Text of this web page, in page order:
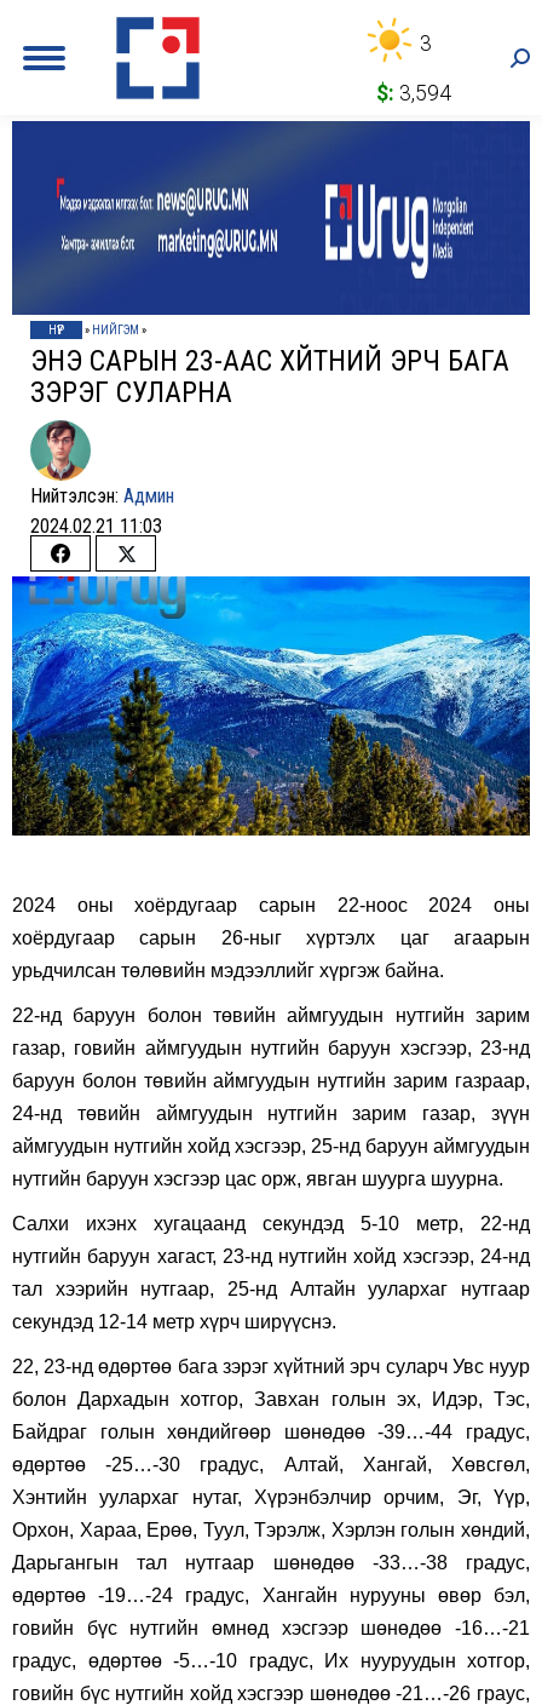
3
$: 3,594
НҮҮР » НИЙГЭМ »
ЭНЭ САРЫН 23-ААС ХҮЙТНИЙ ЭРЧ БАГА
ЗЭРЭГ СУЛАРНА
Нийтэлсэн: Админ
2024.02.21 11:03
Share
on
Facebook
Share
on
Twitter
2024 оны хоёрдугаар сарын 22-ноос 2024 оны
хоёрдугаар сарын 26-ныг хүртэлх цаг агаарын
урьдчилсан төлөвийн мэдээллийг хүргэж байна.
22-нд баруун болон төвийн аймгуудын нутгийн зарим
газар, говийн аймгуудын нутгийн баруун хэсгээр, 23-нд
баруун болон төвийн аймгуудын нутгийн зарим газраар,
24-нд төвийн аймгуудын нутгийн зарим газар, зүүн
аймгуудын нутгийн хойд хэсгээр, 25-нд баруун аймгуудын
нутгийн баруун хэсгээр цас орж, явган шуурга шуурна.
Салхи ихэнх хугацаанд секундэд 5-10 метр, 22-нд
нутгийн баруун хагаст, 23-нд нутгийн хойд хэсгээр, 24-нд
тал хээрийн нутгаар, 25-нд Алтайн уулархаг нутгаар
секундэд 12-14 метр хүрч ширүүснэ.
22, 23-нд өдөртөө бага зэрэг хүйтний эрч суларч Увс нуур
болон Дархадын хотгор, Завхан голын эх, Идэр, Тэс,
Байдраг голын хөндийгөөр шөнөдөө -39…-44 градус,
өдөртөө -25…-30 градус, Алтай, Хангай, Хөвсгөл,
Хэнтийн уулархаг нутаг, Хүрэнбэлчир орчим, Эг, Үүр,
Орхон, Хараа, Ерөө, Туул, Тэрэлж, Хэрлэн голын хөндий,
Дарьгангын тал нутгаар шөнөдөө -33…-38 градус,
өдөртөө -19…-24 градус, Хангайн нурууны өвөр бэл,
говийн бүс нутгийн өмнөд хэсгээр шөнөдөө -16…-21
градус, өдөртөө -5…-10 градус, Их нууруудын хотгор,
говийн бүс нутгийн хойд хэсгээр шөнөдөө -21…-26 граус,